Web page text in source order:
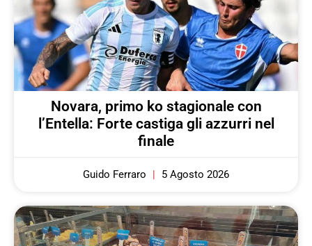
Novara, primo ko stagionale con
l’Entella: Forte castiga gli azzurri nel
finale
Guido Ferraro 5 Agosto 2026